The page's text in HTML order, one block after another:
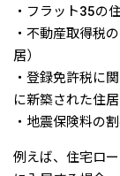
・フラット35の
・不動産取得税
居）
・登録免許税に
に新築された住居
・地震保険料の割
例えば、住宅ロ